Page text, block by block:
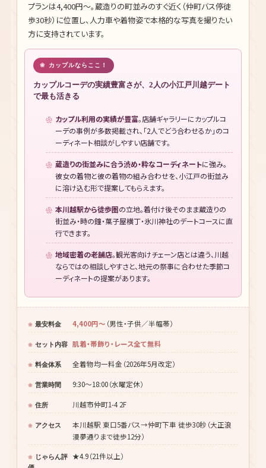
方に支持されています。
カップルならここ！
カップルコーデの実績豊富さが、2人の小江戸川越デート
で最も活きる
カップル利用の実績が豊富。店舗ギャラリーにカップルコ
ーデの事例が多数掲載され、「2人でどう合わせるか」のコ
ーディネート相談がしやすい店舗です。
蔵造りの街並みに合う渋め・粋なコーディネートに強み。
彼女の着物と彼の着物の組み合わせを、小江戸の街並み
に溶け込む形で提案してもらえます。
本川越駅から徒歩圏 の立地。着付け後そのまま蔵造りの
街並み・時の鐘・菓子屋横丁・氷川神社のデートコースに直
行できます。
地域密着の老舗店。観光客向けチェーン店とは違う、川越
ならではの相談しやすさと、地元の祭事に合わせた季節コ
ーディネートの提案があります。
最安料金 4,400円〜（男性・子供／半幅帯）
漫夢通りまで徒歩12分）
じゃらん評
★4.9（21件以上）
立地 蔵造りの町並み・時の鐘 徒歩圏